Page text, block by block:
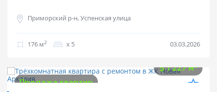
Приморский р-н, Успенская улица
176 м2 х 5 03.03.2026
$1 227 м2
Продажа квартир